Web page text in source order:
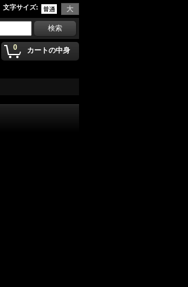
文字サイズ:
0 カートの中身